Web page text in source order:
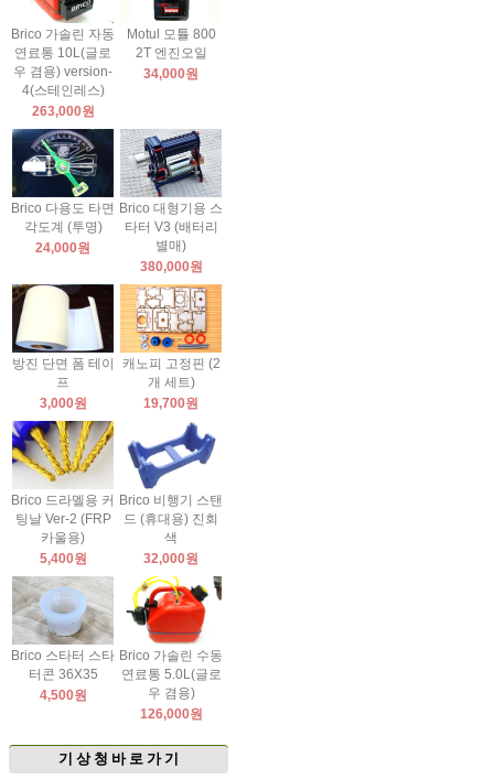
Brico 가솔린 자동
연료통 10L(글로
우 겸용) version-
4(스테인레스)
263,000원
Motul 모튤 800
2T 엔진오일
34,000원
Brico 다용도 타면
각도계 (투명)
24,000원
Brico 대형기용 스
타터 V3 (배터리
별매)
380,000원
방진 단면 폼 테이
프
3,000원
캐노피 고정핀 (2
개 세트)
19,700원
Brico 드라멜용 커
팅날 Ver-2 (FRP
카울용)
5,400원
Brico 비행기 스탠
드 (휴대용) 진회
색
32,000원
Brico 스타터 스타
터콘 36X35
4,500원
Brico 가솔린 수동
연료통 5.0L(글로
우 겸용)
126,000원
기 상 청 바 로 가 기